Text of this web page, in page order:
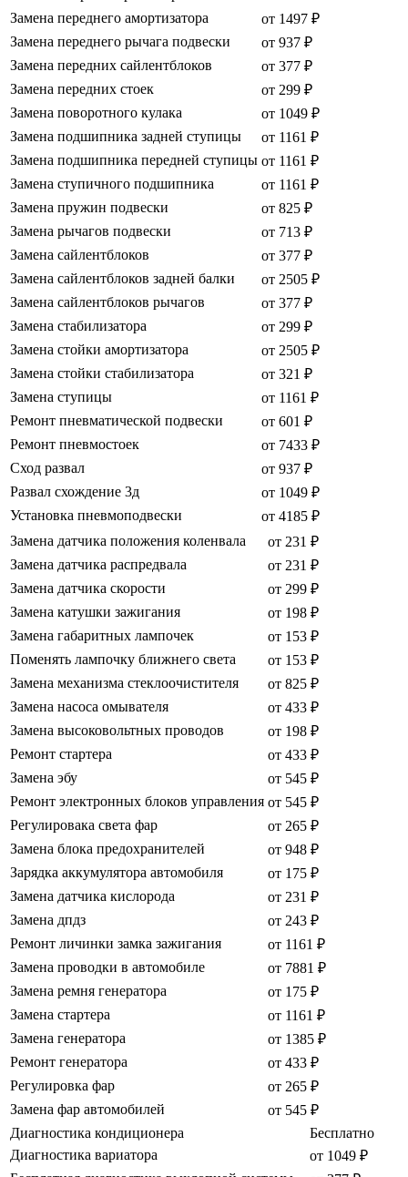
Замена переднего амортизатора
от 1497 ₽
Замена переднего рычага подвески
от 937 ₽
Замена передних сайлентблоков
от 377 ₽
Замена передних стоек
от 299 ₽
Замена поворотного кулака
от 1049 ₽
Замена подшипника задней ступицы
от 1161 ₽
Замена подшипника передней ступицы от 1161 ₽
Замена ступичного подшипника
от 1161 ₽
Замена пружин подвески
от 825 ₽
Замена рычагов подвески
от 713 ₽
Замена сайлентблоков
от 377 ₽
Замена сайлентблоков задней балки
от 2505 ₽
Замена сайлентблоков рычагов
от 377 ₽
Замена стабилизатора
от 299 ₽
Замена стойки амортизатора
от 2505 ₽
Замена стойки стабилизатора
от 321 ₽
Замена ступицы
от 1161 ₽
Ремонт пневматической подвески
от 601 ₽
Ремонт пневмостоек
от 7433 ₽
Сход развал
от 937 ₽
Развал схождение 3д
от 1049 ₽
Установка пневмоподвески
от 4185 ₽
Замена датчика положения коленвала
от 231 ₽
Замена датчика распредвала
от 231 ₽
Замена датчика скорости
от 299 ₽
Замена катушки зажигания
от 198 ₽
Замена габаритных лампочек
от 153 ₽
Поменять лампочку ближнего света
от 153 ₽
Замена механизма стеклоочистителя
от 825 ₽
Замена насоса омывателя
от 433 ₽
Замена высоковольтных проводов
от 198 ₽
Ремонт стартера
от 433 ₽
Замена эбу
от 545 ₽
Ремонт электронных блоков управления от 545 ₽
Регулировака света фар
от 265 ₽
Замена блока предохранителей
от 948 ₽
Зарядка аккумулятора автомобиля
от 175 ₽
Замена датчика кислорода
от 231 ₽
Замена дпдз
от 243 ₽
Ремонт личинки замка зажигания
от 1161 ₽
Замена проводки в автомобиле
от 7881 ₽
Замена ремня генератора
от 175 ₽
Замена стартера
от 1161 ₽
Замена генератора
от 1385 ₽
Ремонт генератора
от 433 ₽
Регулировка фар
от 265 ₽
Замена фар автомобилей
от 545 ₽
Диагностика кондиционера
Бесплатно
Диагностика вариатора
от 1049 ₽